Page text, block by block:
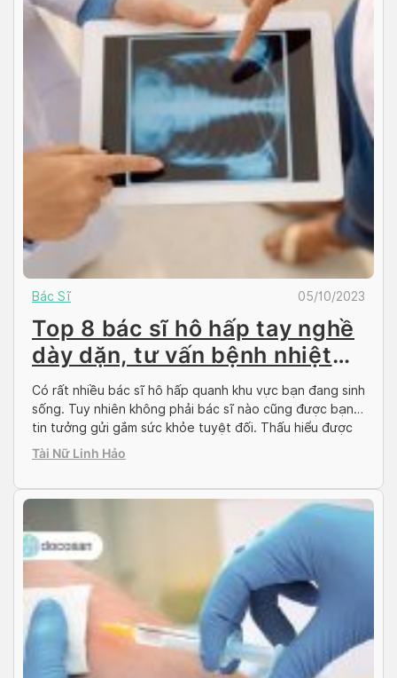
Bác Sĩ 05/10/2023
Top 8 bác sĩ hô hấp tay nghề
dày dặn, tư vấn bệnh nhiệt
tình
Có rất nhiều bác sĩ hô hấp quanh khu vực bạn đang sinh
sống. Tuy nhiên không phải bác sĩ nào cũng được bạn
tin tưởng gửi gắm sức khỏe tuyệt đối. Thấu hiểu được
nỗi tâm tư này, Doctor có sẵn sẽ cho người bệnh một
Tài Nữ Linh Hảo